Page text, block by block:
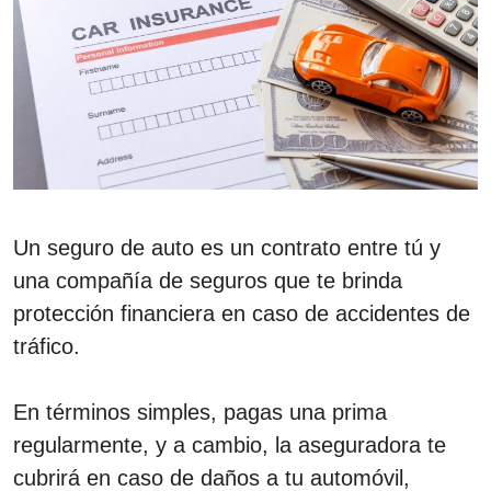
Un seguro de auto es un contrato entre tú y
una compañía de seguros que te brinda
protección financiera en caso de accidentes de
tráfico.
En términos simples, pagas una prima
regularmente, y a cambio, la aseguradora te
cubrirá en caso de daños a tu automóvil,